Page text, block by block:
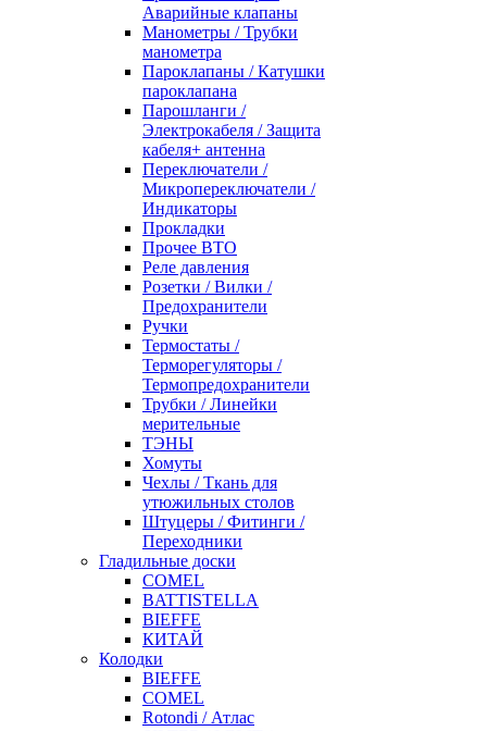
Аварийные клапаны
Манометры / Трубки
манометра
Пароклапаны / Катушки
пароклапана
Парошланги /
Электрокабеля / Защита
кабеля+ антенна
Переключатели /
Микропереключатели /
Индикаторы
Прокладки
Прочее ВТО
Реле давления
Розетки / Вилки /
Предохранители
Ручки
Термостаты /
Терморегуляторы /
Термопредохранители
Трубки / Линейки
мерительные
ТЭНЫ
Хомуты
Чехлы / Ткань для
утюжильных столов
Штуцеры / Фитинги /
Переходники
Гладильные доски
COMEL
BATTISTELLA
BIEFFE
КИТАЙ
Колодки
BIEFFE
COMEL
Rotondi / Атлас